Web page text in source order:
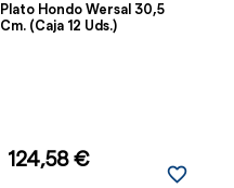
Plato Hondo Wersal 30,5
Cm. (Caja 12 Uds.)
124,58 €
favorite_border